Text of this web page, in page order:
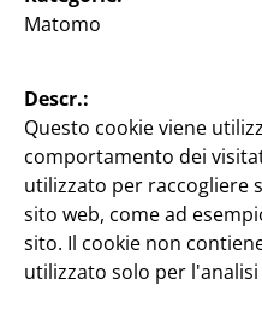
Sacchetti di carta
4 pezzi
0,25 €/pezzo
1
Matomo
Descr.:
Questo cookie viene
comportamento dei
utilizzato per raccogliere
sito web, come ad
sito. Il cookie non
utilizzato solo per